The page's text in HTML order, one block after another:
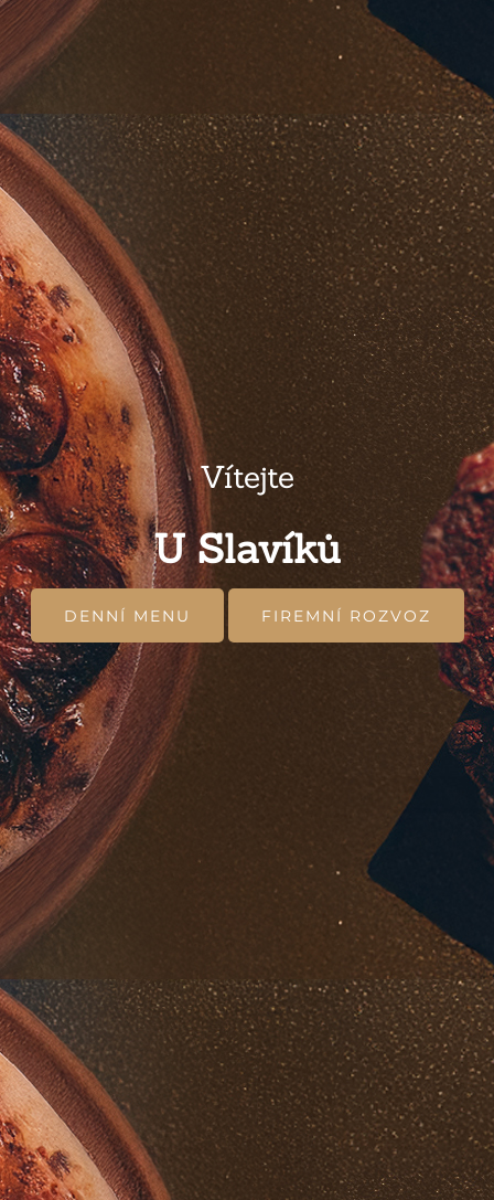
Vítejte
U Slavíků
DENNÍ MENU FIREMNÍ ROZVOZ